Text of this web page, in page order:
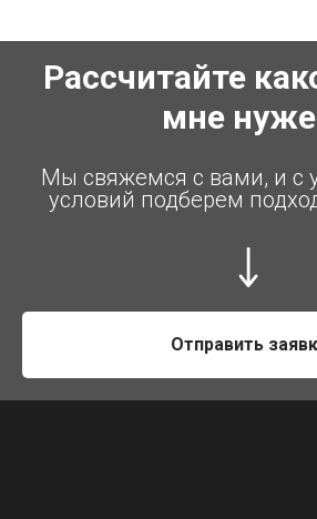
Рассчитайте
мне
Мы свяжемся с вами, и с
условий подберем
Отправить